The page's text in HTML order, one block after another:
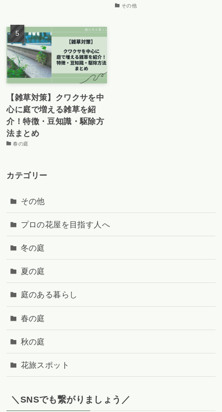
その他
【雑草対策】クワクサを中
心に庭で増える雑草を紹
介！特徴・豆知識・駆除方
法まとめ
春の庭
カテゴリー
その他
プロの花屋を目指す人へ
冬の庭
夏の庭
庭のある暮らし
春の庭
秋の庭
花旅スポット
＼SNSでも繋がりましょう／